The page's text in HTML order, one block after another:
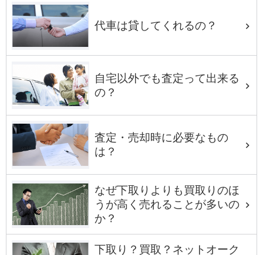
代車は貸してくれるの？
自宅以外でも査定って出来る
の？
査定・売却時に必要なもの
は？
なぜ下取りよりも買取りのほ
うが高く売れることが多いの
か？
下取り？買取？ネットオーク